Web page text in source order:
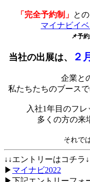
「完全予約制」 との
マイナビイ
📌予
当社の出展は、 ２
企業と
私たちたちのブース
入社1年目のフ
多くの方の来
それで
↓↓エントリーはコチラ
▶ マイナビ2022